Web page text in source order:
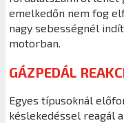
emelkedőn nem fog
nagy sebességnél
motorban.
GÁZPEDÁL
Egyes típusoknál
késlekedéssel reagál